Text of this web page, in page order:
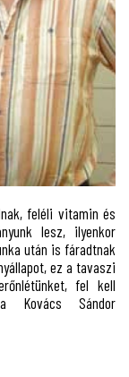
feléli vitamin és
lesz, ilyenkor
után is fáradtnak
ez a tavaszi
fel kell
Kovács Sándor